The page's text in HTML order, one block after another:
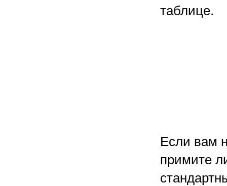
таблице.
Если вам
примите